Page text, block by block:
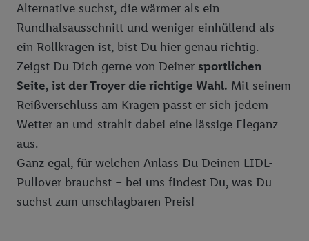
Alternative suchst, die wärmer als ein
Rundhalsausschnitt und weniger einhüllend als
ein Rollkragen ist, bist Du hier genau richtig.
Zeigst Du Dich gerne von Deiner sportlichen
Seite, ist der Troyer die richtige Wahl. Mit seinem
Reißverschluss am Kragen passt er sich jedem
Wetter an und strahlt dabei eine lässige Eleganz
aus.
Ganz egal, für welchen Anlass Du Deinen LIDL-
Pullover brauchst – bei uns findest Du, was Du
suchst zum unschlagbaren Preis!